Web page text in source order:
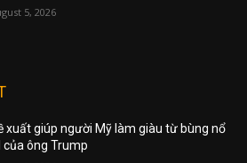
5, 2026
xuất giúp người Mỹ làm giàu từ bùng nổ
của ông Trump